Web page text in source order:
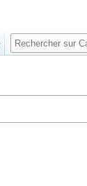
Rechercher